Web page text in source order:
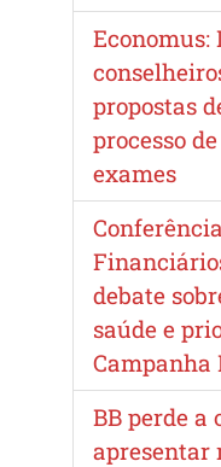
Economus:
propostas
processo
exames
debate
saúde e
Campanha
BB perde a
apresentar